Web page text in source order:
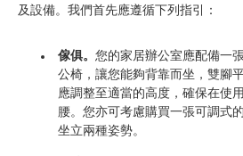
及設備。我們首先應遵循下列指引：
傢俱。 您的家居辦公室應配備一
公椅，讓您能夠背靠而坐，雙腳
應調整至適當的高度，確保在使
腰。您亦可考慮購買一張可調式
坐立兩種姿勢。